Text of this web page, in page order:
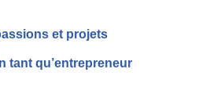
et projets
tant qu’entrepreneur